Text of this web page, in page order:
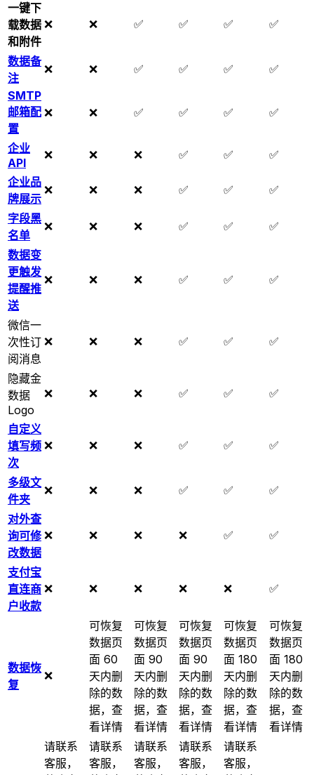
一键下
载数据
和附件
❌ ❌ ✅ ✅ ✅ ✅
数据备
注
❌ ❌ ✅ ✅ ✅
✅
SMTP
邮箱配
置
❌ ❌ ✅ ✅ ✅ ✅
企业
API
❌ ❌ ❌ ✅ ✅
✅
企业品
牌展示
❌ ❌ ❌ ✅ ✅ ✅
字段黑
名单
❌ ❌ ❌ ✅ ✅ ✅
数据变
更触发
提醒推
送
❌ ❌ ❌ ✅ ✅ ✅
微信一
次性订
阅消息
❌ ❌ ❌ ✅ ✅ ✅
隐藏金
数据
Logo
❌ ❌ ❌ ✅ ✅ ✅
自定义
填写频
次
❌ ❌ ❌ ✅ ✅ ✅
多级文
件夹
❌ ❌ ❌ ✅ ✅ ✅
对外查
询可修
改数据
❌ ❌ ❌ ❌ ✅ ✅
支付宝
直连商
户收款
❌ ❌ ❌ ❌ ❌ ✅
数据恢
复
❌
可恢复
数据页
面 60
天内删
除的数
据，查
看详情
可恢复
数据页
面 90
天内删
除的数
据，查
看详情
可恢复
数据页
面 90
天内删
除的数
据，查
看详情
可恢复
数据页
面 180
天内删
除的数
据，查
看详情
可恢复
数据页
面 180
天内删
除的数
据，查
看详情
请联系
客服，
请联系
客服，
请联系
客服，
请联系
客服，
请联系
客服，